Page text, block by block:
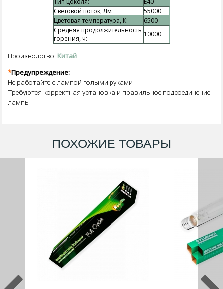
Тип цоколя:
E40
Световой поток, Лм:
55000
Цветовая температура, К:
6500
Средняя продолжительность
горения, ч:
10000
Производство: Китай
*Предупреждение:
Не работайте с лампой голыми руками
Требуются корректная установка и правильное подсоединение
лампы
ПОХОЖИЕ ТОВАРЫ